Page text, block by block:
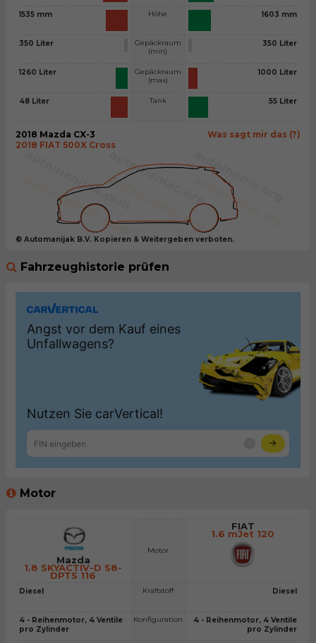
1535 mm
350 Liter
1260 Liter
48 Liter
Höhe
Gepäckraum
(min)
Gepäckraum
(max)
Tank
1603 mm
350 Liter
1000 Liter
55 Liter
Was sagt mir das (?)
2018 Mazda CX-3
2018 FIAT 500X Cross
© Automanijak B.V. Kopieren & Weitergeben verboten.
Fahrzeughistorie prüfen
Motor
Mazda
1.8 SKYACTIV-D S8-
DPTS 116
Diesel
4 - Reihenmotor, 4 Ventile
pro Zylinder
Motor
Kraftstoff
Konfiguration
FIAT
1.6 mJet 120
Diesel
4 - Reihenmotor, 4 Ventile
pro Zylinder